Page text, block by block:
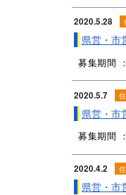
2020.5.28
県営・市
募集期間
2020.5.7
県営・市
募集期間
2020.4.2
県営・市